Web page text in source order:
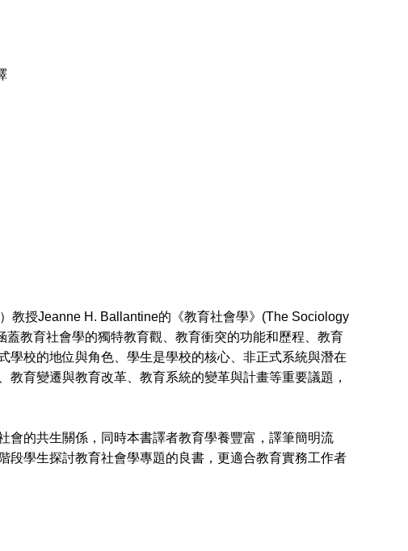
授Jeanne H. Ballantine的《教育社會學》(The Sociology
教育社會學的獨特教育觀、教育衝突的功能和歷程、教育
校的地位與角色、學生是學校的核心、非正式系統與潛在
育變遷與教育改革、教育系統的變革與計畫等重要議題，
的共生關係，同時本書譯者教育學養豐富，譯筆簡明流
段學生探討教育社會學專題的良書，更適合教育實務工作者